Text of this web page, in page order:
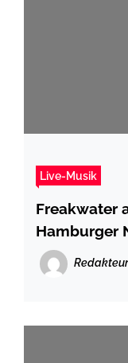
Live-Musik
Freakwater
Hamburger
Redakteur